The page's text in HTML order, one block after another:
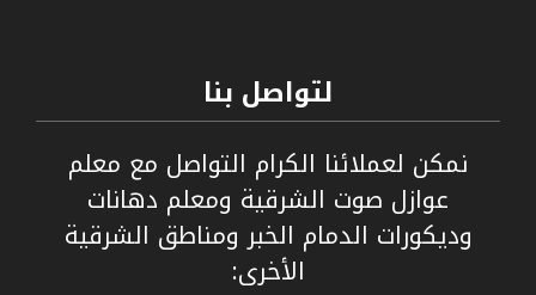
لتواصل بنا
نمكن لعملائنا الكرام التواصل مع معلم
عوازل صوت الشرقية ومعلم دهانات
وديكورات الدمام الخبر ومناطق الشرقية
الأخرى: